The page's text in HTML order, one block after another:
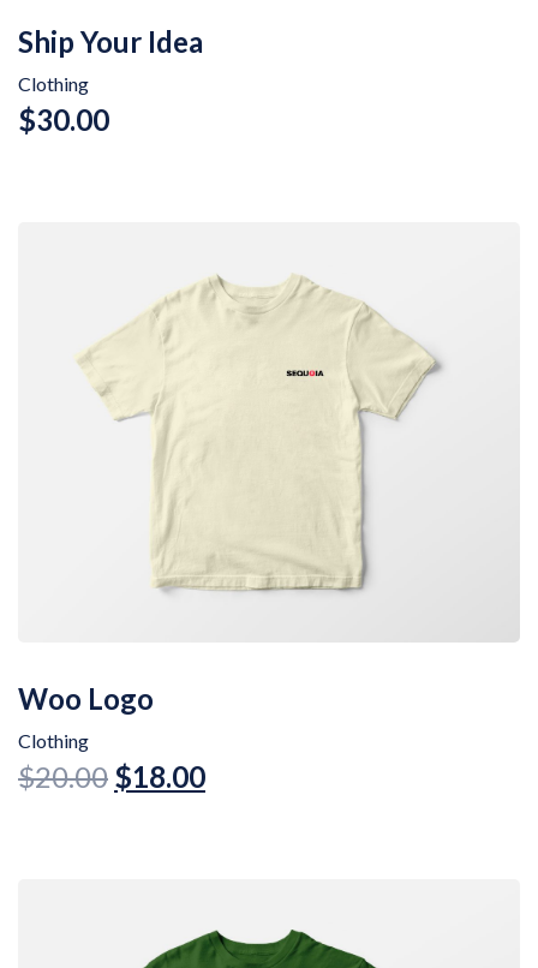
Ship Your Idea
Clothing
$30.00
Woo Logo
Clothing
$20.00 $18.00